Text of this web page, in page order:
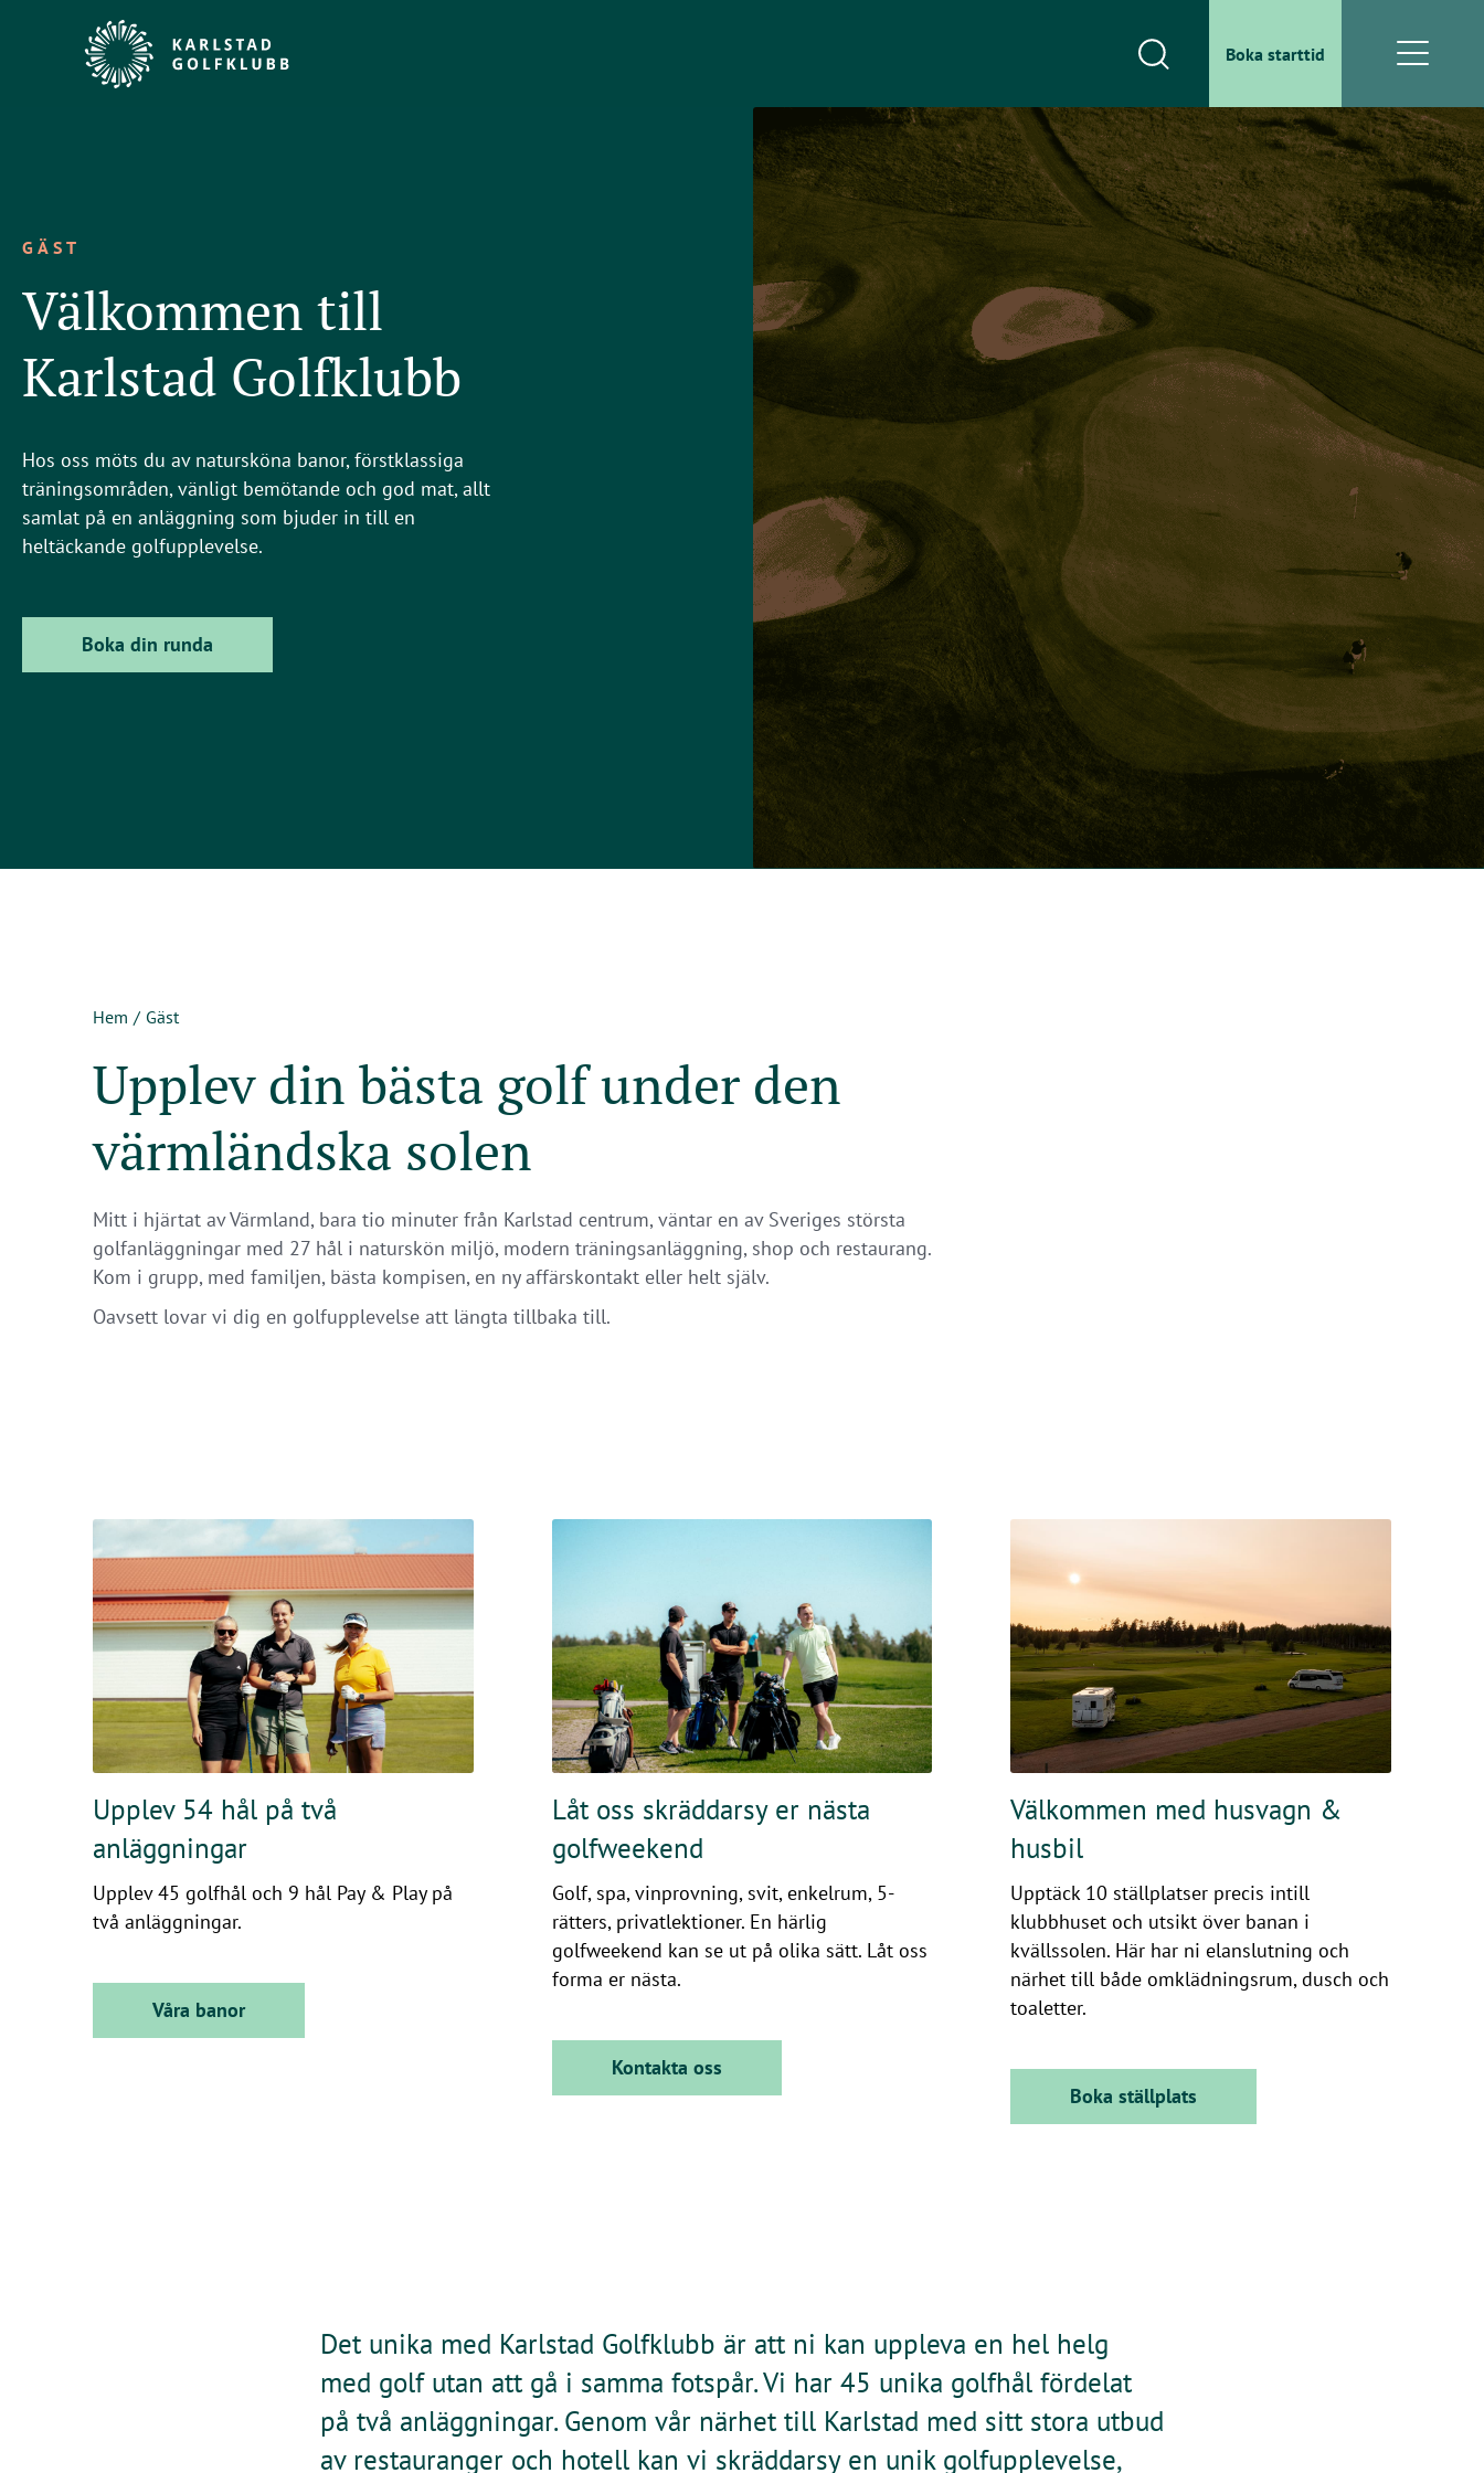
Boka starttid
GÄST
Välkommen till
Karlstad Golfklubb
Hos oss möts du av natursköna banor, förstklassiga
träningsområden, vänligt bemötande och god mat, allt
samlat på en anläggning som bjuder in till en
heltäckande golfupplevelse.
Boka din runda
Hem Gäst
Upplev din bästa golf under den
värmländska solen
Mitt i hjärtat av Värmland, bara tio minuter från Karlstad centrum, väntar en av Sveriges största
golfanläggningar med 27 hål i naturskön miljö, modern träningsanläggning, shop och restaurang.
Kom i grupp, med familjen, bästa kompisen, en ny affärskontakt eller helt själv.
Oavsett lovar vi dig en golfupplevelse att längta tillbaka till.
Upplev 54 hål på två
anläggningar
Upplev 45 golfhål och 9 hål Pay & Play på
två anläggningar.
Våra banor
Låt oss skräddarsy er nästa
golfweekend
Golf, spa, vinprovning, svit, enkelrum, 5-
rätters, privatlektioner. En härlig
golfweekend kan se ut på olika sätt. Låt oss
forma er nästa.
Kontakta oss
Välkommen med husvagn &
husbil
Upptäck 10 ställplatser precis intill
klubbhuset och utsikt över banan i
kvällssolen. Här har ni elanslutning och
närhet till både omklädningsrum, dusch och
toaletter.
Boka ställplats
Det unika med Karlstad Golfklubb är att ni kan uppleva en hel helg
med golf utan att gå i samma fotspår. Vi har 45 unika golfhål fördelat
på två anläggningar. Genom vår närhet till Karlstad med sitt stora utbud
av restauranger och hotell kan vi skräddarsy en unik golfupplevelse,